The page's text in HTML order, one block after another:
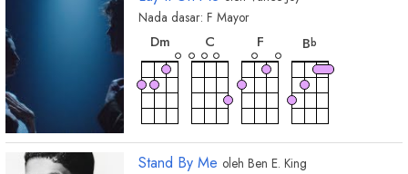
Nada dasar: F Mayor
Dm
chord
C
chord
F
Bb
Stand By Me oleh Ben E. King